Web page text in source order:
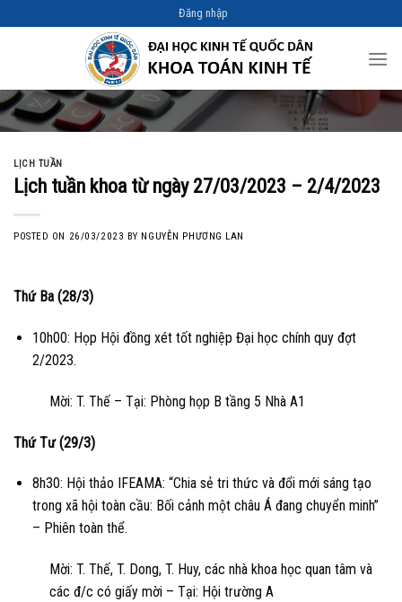
to
Đăng nhập
LỊCH TUẦN
Lịch tuần khoa từ ngày 27/03/2023 – 2/4/2023
POSTED ON 26/03/2023 BY NGUYỄN PHƯƠNG LAN
Thứ Ba (28/3)
10h00: Họp Hội đồng xét tốt nghiệp Đại học chính quy đợt
2/2023.
Mời: T. Thế – Tại: Phòng họp B tầng 5 Nhà A1
Thứ Tư (29/3)
8h30: Hội thảo IFEAMA: “Chia sẻ tri thức và đổi mới sáng tạo
trong xã hội toàn cầu: Bối cảnh một châu Á đang chuyển minh”
– Phiên toàn thể.
Mời: T. Thế, T. Dong, T. Huy, các nhà khoa học quan tâm và
các đ/c có giấy mời – Tại: Hội trường A